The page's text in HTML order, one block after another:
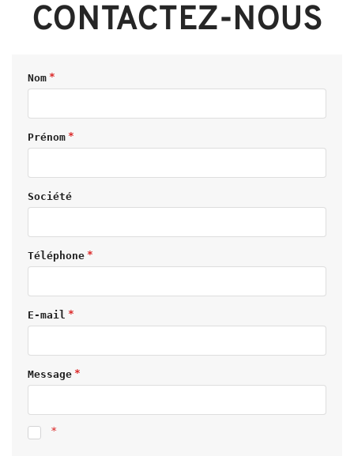
CONTACTEZ-NOUS
Nom
Prénom
Société
Téléphone
E-mail
Message